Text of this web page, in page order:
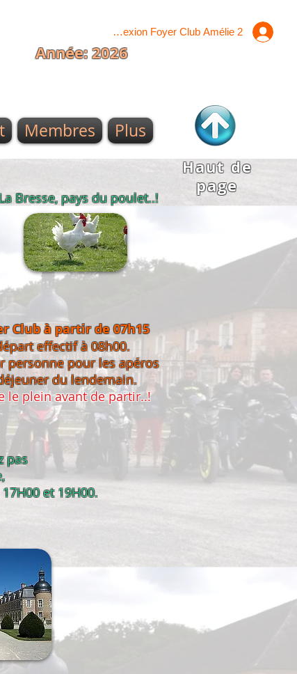
Haut de
page
Connexion Foyer Club Amélie 2
Année: 2026
Membres Plus
Bresse, pays du poulet..!
Club à partir de 07h15
effectif à 08h00.
personne pour les apéros
du lendemain.
le plein avant de partir..!
pas
et 19H00.